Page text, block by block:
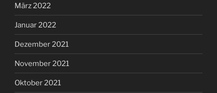
März 2022
Januar 2022
Dezember 2021
November 2021
Oktober 2021